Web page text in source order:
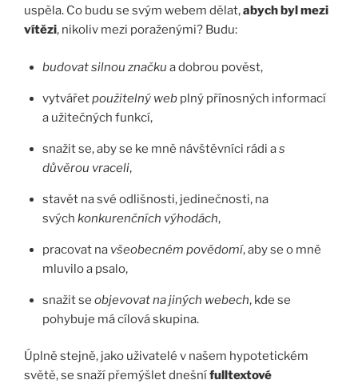
uspěla. Co budu se svým webem dělat,abych byl mezi
vítězi, nikoliv mezi poraženými? Budu:
budovat silnou značku a dobrou pověst,
vytvářetpoužitelný webplný přínosných informací
a užitečných funkcí,
snažit se, aby se ke mně návštěvníci rádi as
důvěrou vraceli,
stavět na své odlišnosti, jedinečnosti, na
svých konkurenčních výhodách,
pracovat na všeobecném povědomí, aby se o mně
mluvilo a psalo,
snažit se objevovat na jiných webech, kde se
pohybuje má cílová skupina.
Úplně stejně, jako uživatelé v našem hypotetickém
světě, se snaží přemýšlet dnešnífulltextové